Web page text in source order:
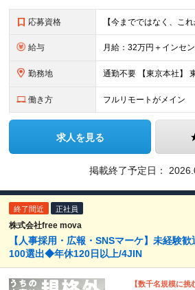
応募資格
給与
勤務地
働き方 フルリモートがメイン
求人を見る
掲載終了予定日：
終了間近 正社員
株式会社free mova
【人事採用・広報・SNSマーケ】未経験
100選出◆年休120日以上/4JIN
【数千名規模に